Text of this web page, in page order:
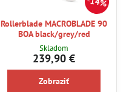
Rollerblade MACROBLADE 90
BOA black/grey/red
Skladom
239,90 €
Zobraziť